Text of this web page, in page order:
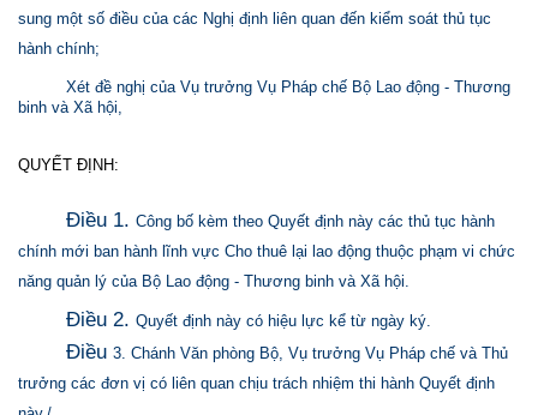
sung một số điều của các Nghị định liên quan đến kiểm soát thủ tục
hành chính;
Xét đề nghị của Vụ trưởng Vụ Pháp chế Bộ Lao động - Thương
binh và Xã hội,
QUYẾT ĐỊNH:
Điều 1. Công bố kèm theo Quyết định này các thủ tục hành
chính mới ban hành lĩnh vực Cho thuê lại lao động thuộc phạm vi chức
năng quản lý của Bộ Lao động - Thương binh và Xã hội.
Điều 2. Quyết định này có hiệu lực kể từ ngày ký.
Điều 3. Chánh Văn phòng Bộ, Vụ trưởng Vụ Pháp chế và Thủ
trưởng các đơn vị có liên quan chịu trách nhiệm thi hành Quyết định